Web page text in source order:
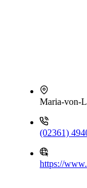
Maria-von-
(02361)
https://